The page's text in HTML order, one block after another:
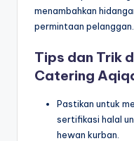
menambahkan
permintaan pelanggan.
Tips dan Trik
Catering
Pastikan untuk
sertifikasi halal
hewan kurban.